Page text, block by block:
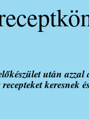
után
keresnek